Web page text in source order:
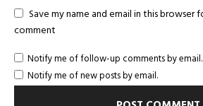
Save my name and email in this browser
comment
Notify me of follow-up comments by email.
Notify me of new posts by email.